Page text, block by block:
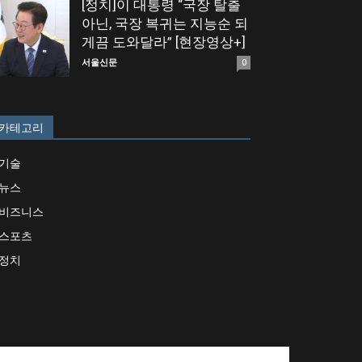
[정치]이 대통령 “국장 탈출
아닌, 국장 복귀는 지능순 되
게끔 도와달라” [현장영상+]
서울신문 0
테고리
술
스
즈니스
포츠
치